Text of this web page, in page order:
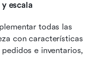
escala
todas las
con características
e inventarios,